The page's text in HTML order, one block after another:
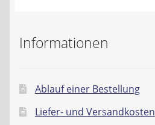
Informationen
Ablauf einer Bestellung
Liefer- und Versandkosten